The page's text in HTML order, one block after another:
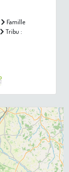
Famille
Tribu :